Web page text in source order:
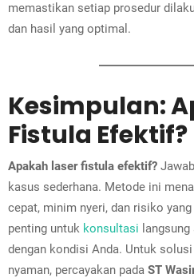
memastikan setiap prosedur
dan hasil yang optimal.
Kesimpulan:
Fistula Efektif?
Apakah laser fistula efektif?
kasus sederhana. Metode ini
cepat, minim nyeri, dan risiko
penting untuk konsultasi
dengan kondisi Anda. Untuk
nyaman, percayakan pada ST